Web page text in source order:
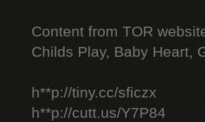
Content from TOR
Childs Play, Baby Heart,
h**p://tiny.cc/sficzx
h**p://cutt.us/Y7P84